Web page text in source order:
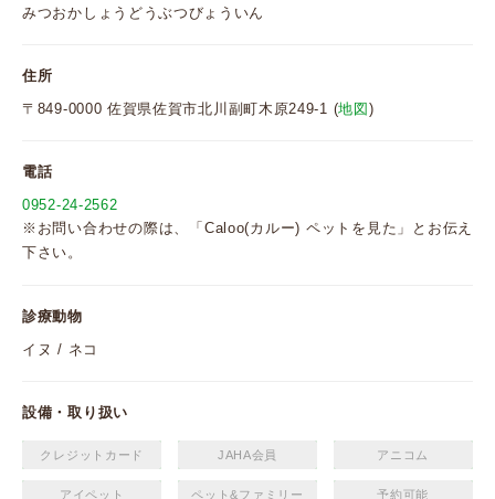
みつおかしょうどうぶつびょういん
住所
〒849-0000 佐賀県佐賀市北川副町木原249-1 (地図 )
電話
0952-24-2562
※お問い合わせの際は、「Caloo(カルー) ペットを見た」とお伝え
下さい。
診療動物
イヌ / ネコ
設備・取り扱い
クレジットカード JAHA会員 アニコム
アイペット ペット&ファミリー 予約可能